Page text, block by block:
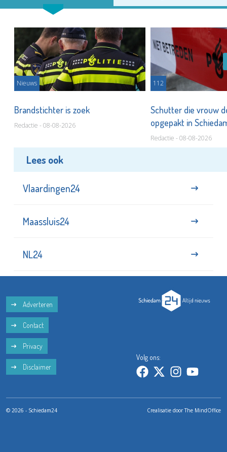
Nieuws
Brandstichter is zoek
Redactie - 08-08-2026
112
Schutter die vrouw
opgepakt in
Redactie - 08-08-2026
Lees ook
Vlaardingen24
Maassluis24
NL24
Adverteren
Contact
Privacy
Disclaimer
Volg ons:
© 2026 - Schiedam24 Crealisatie doorThe MindOffice